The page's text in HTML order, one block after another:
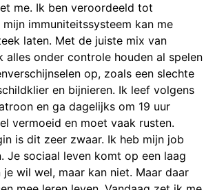
me. Ik ben veroordeeld tot
immuniteitssysteem kan me
laten. Met de juiste mix van
alles onder controle houden al spelen
op, zoals een slechte
en bijnieren. Ik leef volgens
en ga dagelijks om 19 uur
vermoeid en moet vaak rusten.
is dit zeer zwaar. Ik heb mijn job
Je sociaal leven komt op een laag
je wil wel, maar kan niet. Maar daar